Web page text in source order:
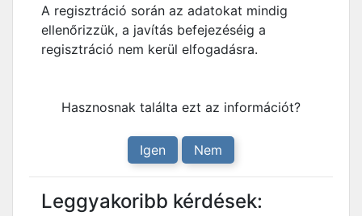
A regisztráció során az adatokat mindig
ellenőrizzük, a javítás befejezéséig a
regisztráció nem kerül elfogadásra.
Hasznosnak találta ezt az információt?
Igen Nem
Leggyakoribb kérdések: